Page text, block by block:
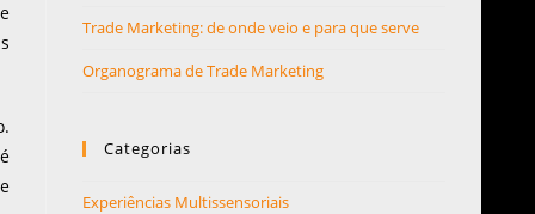
Trade Marketing: de onde veio e para que serve
Organograma de Trade Marketing
Categorias
Experiências Multissensoriais